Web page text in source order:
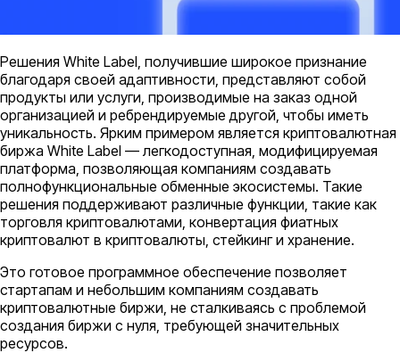
Решения White Label, получившие широкое признание
благодаря своей адаптивности, представляют собой
продукты или услуги, производимые на заказ одной
организацией и ребрендируемые другой, чтобы иметь
уникальность. Ярким примером является криптовалютная
биржа White Label — легкодоступная, модифицируемая
платформа, позволяющая компаниям создавать
полнофункциональные обменные экосистемы. Такие
решения поддерживают различные функции, такие как
торговля криптовалютами, конвертация фиатных
криптовалют в криптовалюты, стейкинг и хранение.
Это готовое программное обеспечение позволяет
стартапам и небольшим компаниям создавать
криптовалютные биржи, не сталкиваясь с проблемой
создания биржи с нуля, требующей значительных
ресурсов.